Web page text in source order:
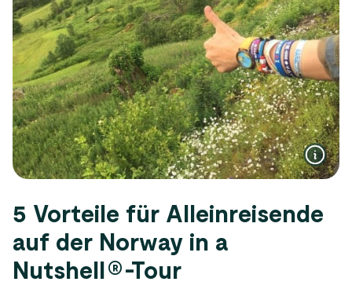
5 Vorteile für Alleinreisende
auf der Norway in a
Nutshell®-Tour